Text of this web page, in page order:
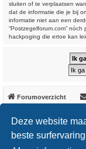
Deze website
beste
sluiten of te verplaatsen
dat de informatie die je bij
informatie niet aan een
“Postzegelforum.com”
hackpoging die ertoe kan
Forumoverzicht
Powered